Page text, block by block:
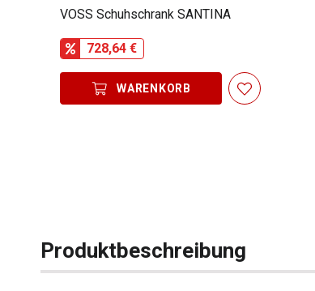
VOSS Schuhschrank SANTINA
728,64 €
WARENKORB
Produktbeschreibung